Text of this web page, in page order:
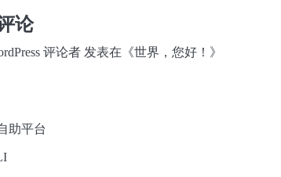
论
评论者发表在《世界，您好！ 》
助平台